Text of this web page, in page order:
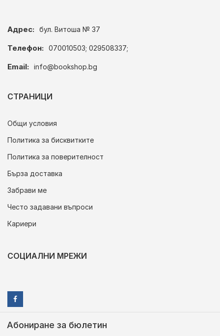
Адрес: бул. Витоша № 37
Телефон: 070010503; 029508337;
Email: info@bookshop.bg
СТРАНИЦИ
Общи условия
Политика за бисквитките
Политика за поверителност
Бърза доставка
Забрави ме
Често задавани въпроси
Кариери
СОЦИАЛНИ МРЕЖИ
Абониране за бюлетин